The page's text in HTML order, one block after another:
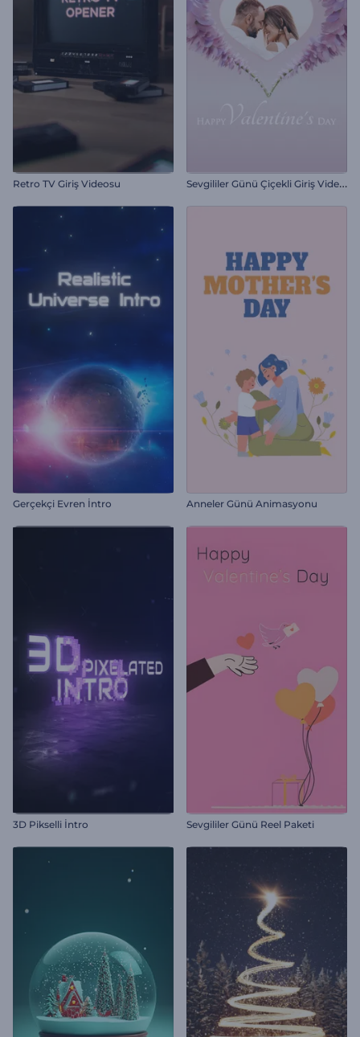
Retro TV Giriş Videosu S
evgililer Günü Çiçekli Giriş Videosu
Gerçekçi Evren İntro Anneler Günü Animasyonu
3D Pikselli İntro Sevgililer Günü Reel Paketi